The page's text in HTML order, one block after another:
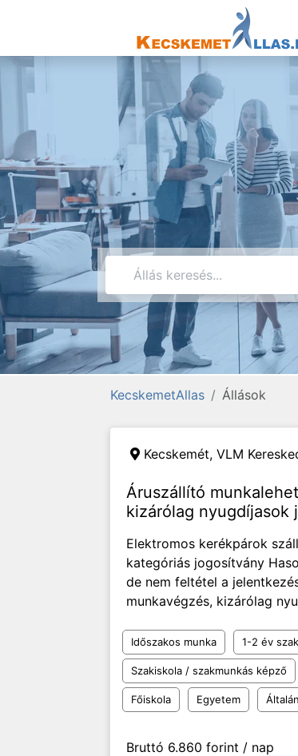
KecskemetAllas Állások
Kecskemét, VLM
Áruszállító
kizárólag
Elektromos kerékpárok
kategóriás jogosítvány
de nem feltétel a
munkavégzés, kizárólag
Időszakos munka 1-2 év
Szakiskola / szakmunkás képző
Főiskola Egyetem
Bruttó 6.860 forint / nap